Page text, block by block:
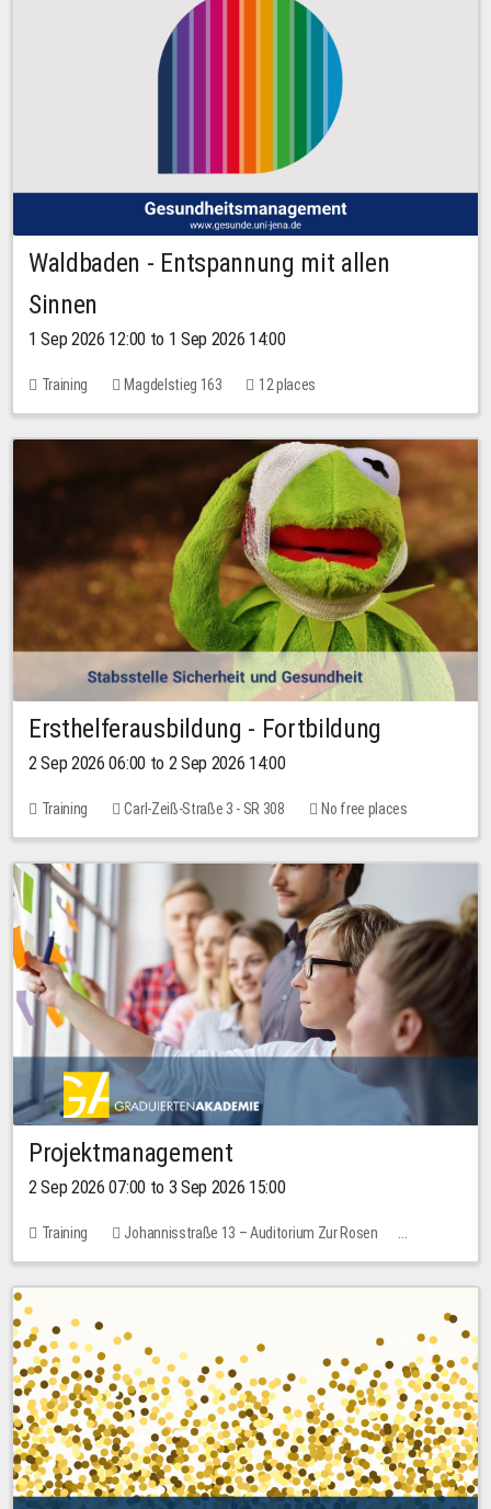
Waldbaden - Entspannung mit allen
Sinnen
1 Sep 2026 12:00 to 1 Sep 2026 14:00
Training Magdelstieg 163 12 places
Ersthelferausbildung - Fortbildung
2 Sep 2026 06:00 to 2 Sep 2026 14:00
Training Carl-Zeiß-Straße 3 - SR 308 No free places
Projektmanagement
2 Sep 2026 07:00 to 3 Sep 2026 15:00
Training
Johannisstraße 13 – Auditorium Zur Rosen
No free places
30.00 EUR